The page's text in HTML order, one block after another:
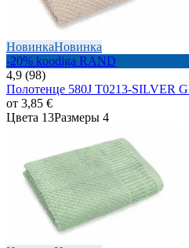
НовинкаНовинка
-20% koodiga RAND
4,9 (98)
Полотенце 580J T0213-SILVER
от 3,85 €
Цвета 13Размеры 4